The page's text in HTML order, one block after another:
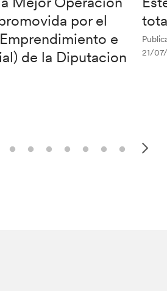
por el
e
de la Diputacion
21/